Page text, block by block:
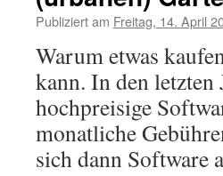
Publiziert am Freitag, 14. April
Warum etwas
kann. In den letzten
hochpreisige
monatliche
sich dann Software